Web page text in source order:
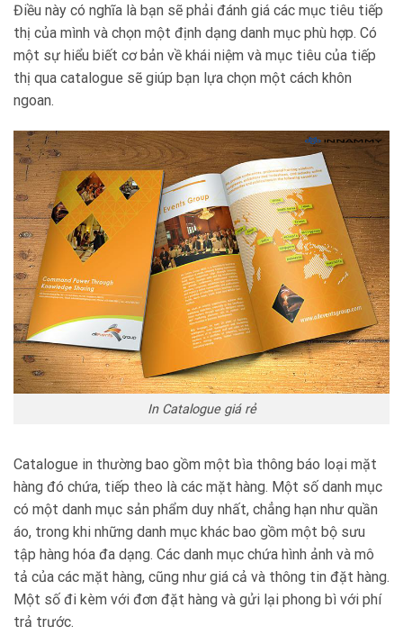
Điều này có nghĩa là bạn sẽ phải đánh giá các mục tiêu tiếp
thị của mình và chọn một định dạng danh mục phù hợp. Có
một sự hiểu biết cơ bản về khái niệm và mục tiêu của tiếp
thị qua catalogue sẽ giúp bạn lựa chọn một cách khôn
ngoan.
In Catalogue giá rẻ
Catalogue in thường bao gồm một bìa thông báo loại mặt
hàng đó chứa, tiếp theo là các mặt hàng. Một số danh mục
có một danh mục sản phẩm duy nhất, chẳng hạn như quần
áo, trong khi những danh mục khác bao gồm một bộ sưu
tập hàng hóa đa dạng. Các danh mục chứa hình ảnh và mô
tả của các mặt hàng, cũng như giá cả và thông tin đặt hàng.
Một số đi kèm với đơn đặt hàng và gửi lại phong bì với phí
trả trước.